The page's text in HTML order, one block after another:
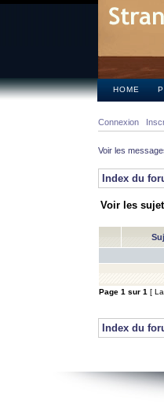
HOME
Connexion
Voir les
Index du
Voir les
Page 1 sur 1 [
Index du